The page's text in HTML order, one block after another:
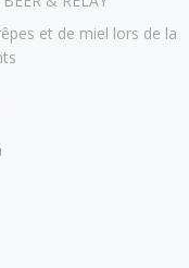
et de miel lors de la